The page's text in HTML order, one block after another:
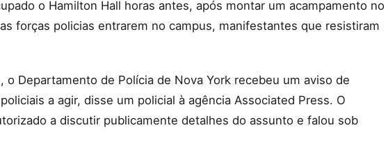
o Hamilton Hall horas antes, após montar um acampamento no
forças policias entrarem no campus, manifestantes que resistiram
o Departamento de Polícia de Nova York recebeu um aviso de
a agir, disse um policial à agência Associated Press. O
a discutir publicamente detalhes do assunto e falou sob